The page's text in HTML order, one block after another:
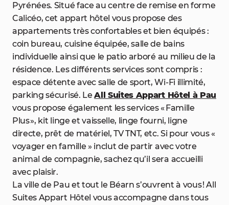
Pyrénées. Situé face au centre de remise en forme
Calicéo, cet appart hôtel vous propose des
appartements très confortables et bien équipés :
coin bureau, cuisine équipée, salle de bains
individuelle ainsi que le patio arboré au milieu de la
résidence. Les différents services sont compris :
espace détente avec salle de sport, Wi-Fi illimité,
parking sécurisé. LeAll Suites Appart Hôtel à Pau
vous propose également les services « Famille
Plus », kit linge et vaisselle, linge fourni, ligne
directe, prêt de matériel, TV TNT, etc. Si pour vous «
voyager en famille » inclut de partir avec votre
animal de compagnie, sachez qu’il sera accueilli
avec plaisir.
La ville de Pau et tout le Béarn s’ouvrent à vous ! All
Suites Appart Hôtel vous accompagne dans tous